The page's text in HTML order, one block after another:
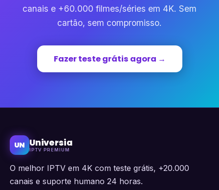
canais e +60.000 filmes/séries em 4K. Sem
cartão, sem compromisso.
Fazer teste grátis agora →
UN Universia
IPTV PREMIUM
O melhor IPTV em 4K com teste grátis, +20.000
canais e suporte humano 24 horas.